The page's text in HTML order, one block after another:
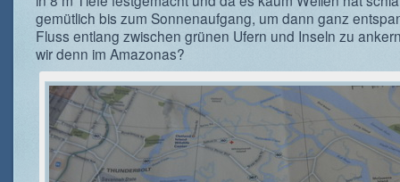
gemütlich bis zum Sonnenaufgang, um dann ganz
Fluss entlang zwischen grünen Ufern und Inseln zu
wir denn im Amazonas?